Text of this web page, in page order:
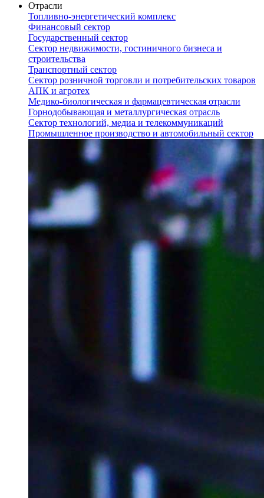
Отрасли
Топливно-энергетический комплекс
Финансовый сектор
Государственный сектор
Сектор недвижимости, гостиничного бизнеса и
строительства
Транспортный сектор
Сектор розничной торговли и потребительских товаров
АПК и агротех
Медико-биологическая и фармацевтическая отрасли
Горнодобывающая и металлургическая отрасль
Сектор технологий, медиа и телекоммуникаций
Промышленное производство и автомобильный сектор